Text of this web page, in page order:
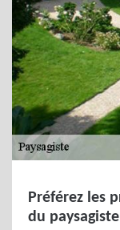
Préférez les
du